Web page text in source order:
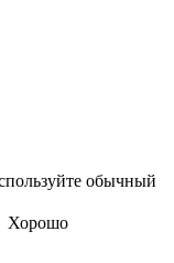
обычный
Хорошо